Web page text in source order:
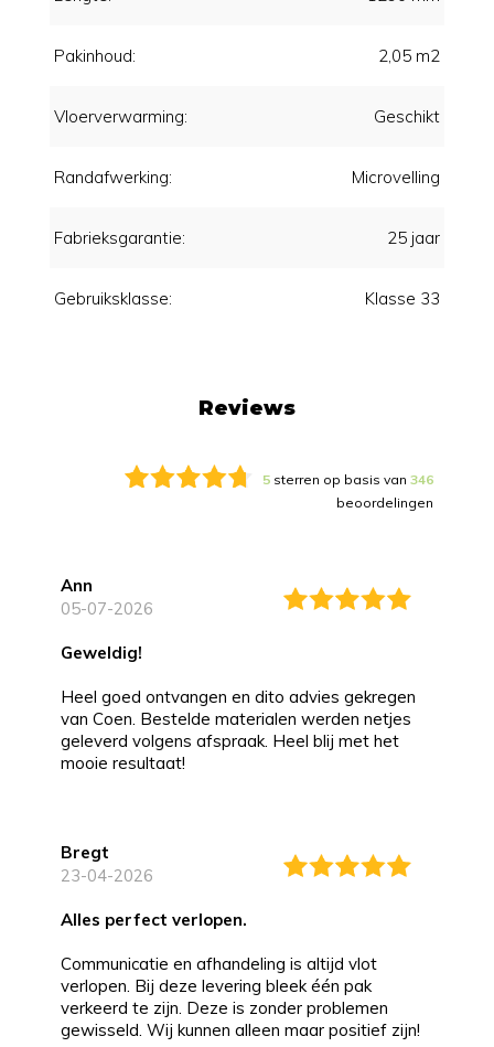
Pakinhoud: 2,05 m2
Vloerverwarming: Geschikt
Randafwerking: Microvelling
Fabrieksgarantie: 25 jaar
Gebruiksklasse: Klasse 33
Reviews
5 sterren op basis van 346
beoordelingen
Ann
05-07-2026
Geweldig!
Heel goed ontvangen en dito advies gekregen
van Coen. Bestelde materialen werden netjes
geleverd volgens afspraak. Heel blij met het
mooie resultaat!
Bregt
23-04-2026
alles perfect verlopen.
Communicatie en afhandeling is altijd vlot
verlopen. Bij deze levering bleek één pak
verkeerd te zijn. Deze is zonder problemen
gewisseld. Wij kunnen alleen maar positief zijn!